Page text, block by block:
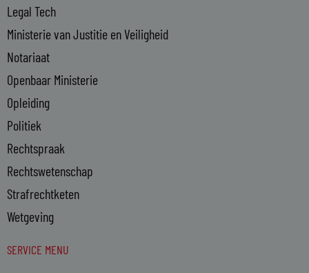
Legal Tech
Ministerie van Justitie en Veiligheid
Notariaat
Openbaar Ministerie
Opleiding
Politiek
Rechtspraak
Rechtswetenschap
Strafrechtketen
Wetgeving
SERVICE MENU